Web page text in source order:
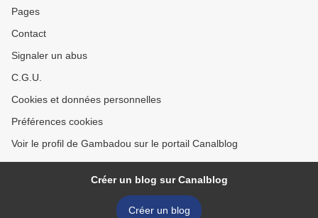
Pages
Contact
Signaler un abus
C.G.U.
Cookies et données personnelles
Préférences cookies
Voir le profil de Gambadou sur le portail Canalblog
Créer un blog sur Canalblog
Créer un blog